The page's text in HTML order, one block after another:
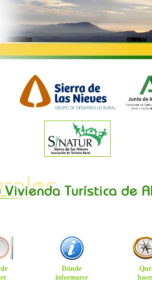
Dónde
informarse
Qué